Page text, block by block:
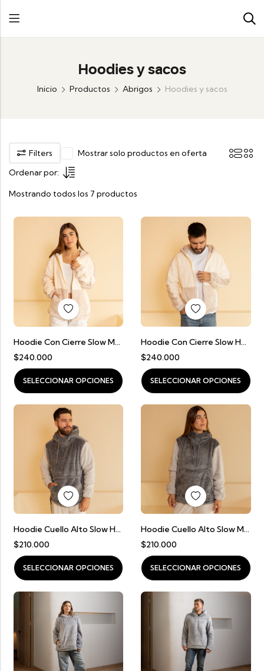
Hoodies y sacos
Inicio Productos Abrigos Hoodies y sacos
Filters
Mostrar solo productos en oferta
Ordenar por:
Mostrando todos los 7 productos
Hoodie Con Cierre Slow Mujer
$240.000
SELECCIONAR OPCIONES
Hoodie Con Cierre Slow Hombre
$240.000
SELECCIONAR OPCIONES
Hoodie Cuello Alto Slow Hombre
$210.000
SELECCIONAR OPCIONES
Hoodie Cuello Alto Slow Mujer
$210.000
SELECCIONAR OPCIONES